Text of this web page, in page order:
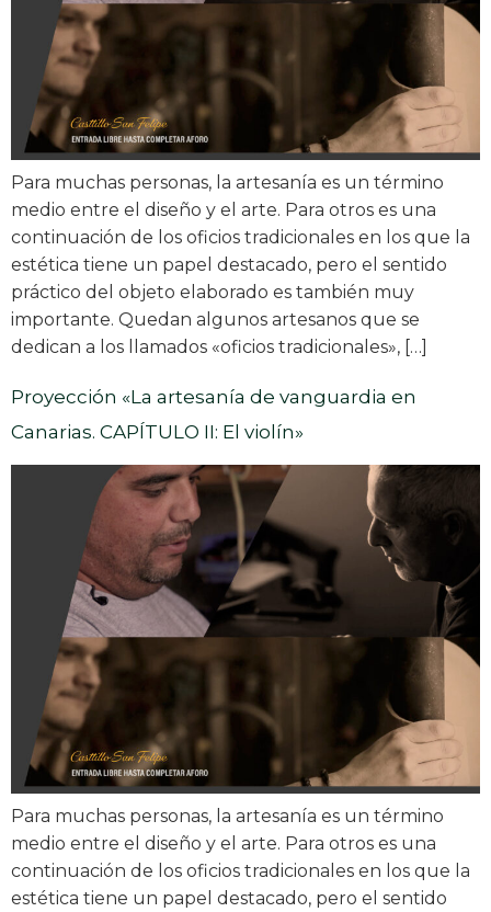
Para muchas personas, la artesanía es un término
medio entre el diseño y el arte. Para otros es una
continuación de los oficios tradicionales en los que la
estética tiene un papel destacado, pero el sentido
práctico del objeto elaborado es también muy
importante. Quedan algunos artesanos que se
dedican a los llamados «oficios tradicionales», […]
Proyección «La artesanía de vanguardia en
Canarias. CAPÍTULO II: El violín»
Para muchas personas, la artesanía es un término
medio entre el diseño y el arte. Para otros es una
continuación de los oficios tradicionales en los que la
estética tiene un papel destacado, pero el sentido